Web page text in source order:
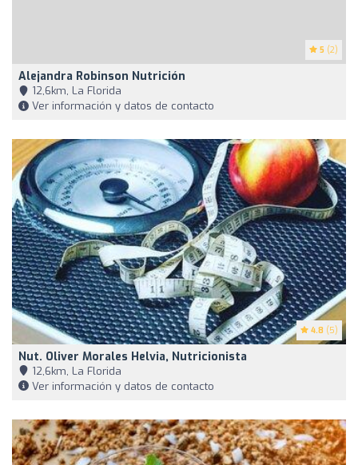
5 (2)
Alejandra Robinson Nutrición
12,6km, La Florida
Ver información y datos de contacto
4.8 (5)
Nut. Oliver Morales Helvia, Nutricionista
12,6km, La Florida
Ver información y datos de contacto